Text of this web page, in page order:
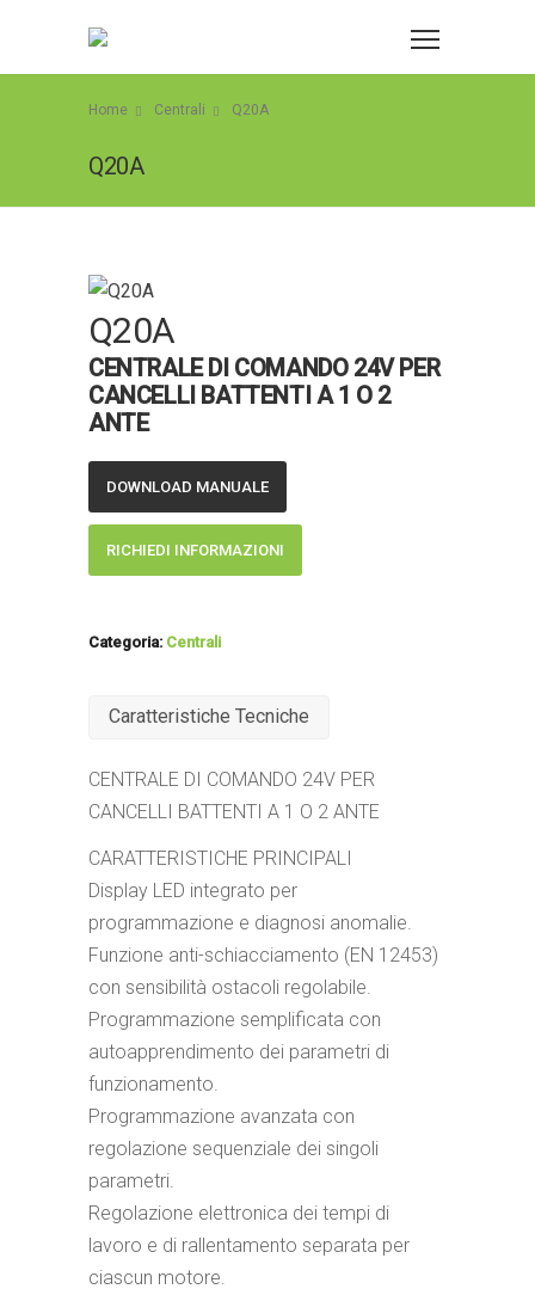
Home Centrali Q20A
Q20A
Q20A
CENTRALE DI COMANDO 24V PER
CANCELLI BATTENTI A 1 O 2
ANTE
DOWNLOAD MANUALE
RICHIEDI INFORMAZIONI
Categoria: Centrali
Caratteristiche Tecniche
CENTRALE DI COMANDO 24V PER
CANCELLI BATTENTI A 1 O 2 ANTE
CARATTERISTICHE PRINCIPALI
Display LED integrato per
programmazione e diagnosi anomalie.
Funzione anti-schiacciamento (EN 12453)
con sensibilità ostacoli regolabile.
Programmazione semplificata con
autoapprendimento dei parametri di
funzionamento.
Programmazione avanzata con
regolazione sequenziale dei singoli
parametri.
Regolazione elettronica dei tempi di
lavoro e di rallentamento separata per
ciascun motore.